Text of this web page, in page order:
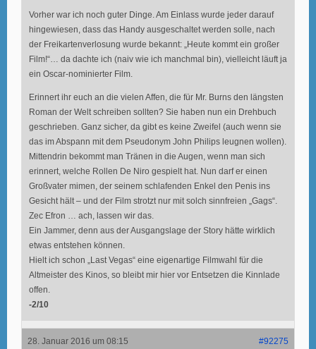
Vorher war ich noch guter Dinge. Am Einlass wurde jeder darauf
hingewiesen, dass das Handy ausgeschaltet werden solle, nach
der Freikartenverlosung wurde bekannt: „Heute kommt ein großer
Film!“… da dachte ich (naiv wie ich manchmal bin), vielleicht läuft ja
ein Oscar-nominierter Film.
Erinnert ihr euch an die vielen Affen, die für Mr. Burns den längsten
Roman der Welt schreiben sollten? Sie haben nun ein Drehbuch
geschrieben. Ganz sicher, da gibt es keine Zweifel (auch wenn sie
das im Abspann mit dem Pseudonym John Philips leugnen wollen).
Mittendrin bekommt man Tränen in die Augen, wenn man sich
erinnert, welche Rollen De Niro gespielt hat. Nun darf er einen
Großvater mimen, der seinem schlafenden Enkel den Penis ins
Gesicht hält – und der Film strotzt nur mit solch sinnfreien „Gags“.
Zec Efron … ach, lassen wir das.
Ein Jammer, denn aus der Ausgangslage der Story hätte wirklich
etwas entstehen können.
Hielt ich schon „Last Vegas“ eine eigenartige Filmwahl für die
Altmeister des Kinos, so bleibt mir hier vor Entsetzen die Kinnlade
offen.
-2/10
28. Januar 2016 um 08:15 #92275